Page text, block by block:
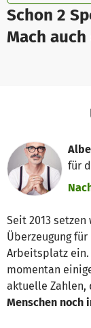
Schon 2
Mach
für
Seit 2013 setzen
Überzeugung
Arbeitsplatz ein.
momentan
aktuelle Zahlen,
Menschen noch